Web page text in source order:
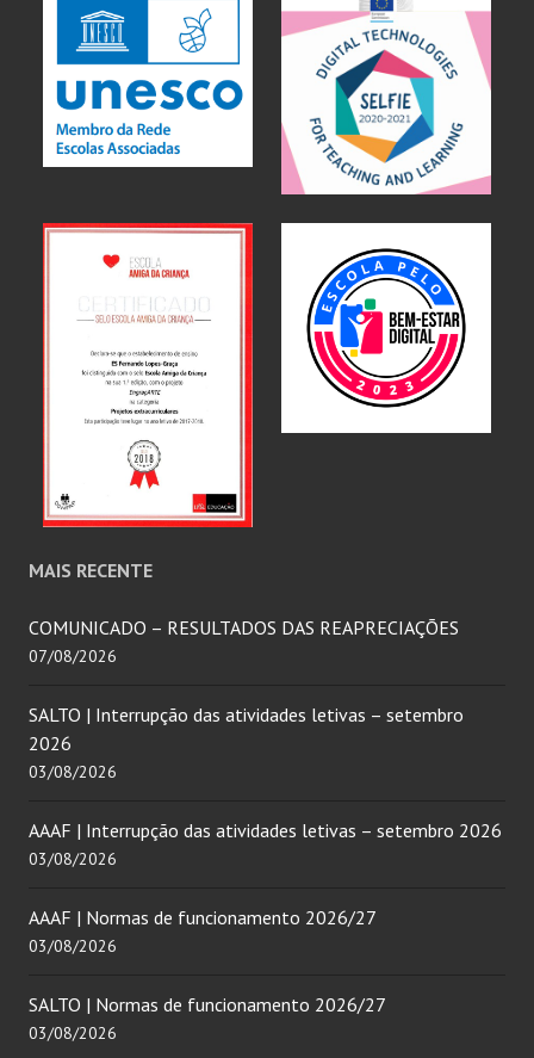
MAIS RECENTE
COMUNICADO – RESULTADOS DAS REAPRECIAÇÕES
07/08/2026
SALTO | Interrupção das atividades letivas – setembro
2026
03/08/2026
AAAF | Interrupção das atividades letivas – setembro 2026
03/08/2026
AAAF | Normas de funcionamento 2026/27
03/08/2026
SALTO | Normas de funcionamento 2026/27
03/08/2026